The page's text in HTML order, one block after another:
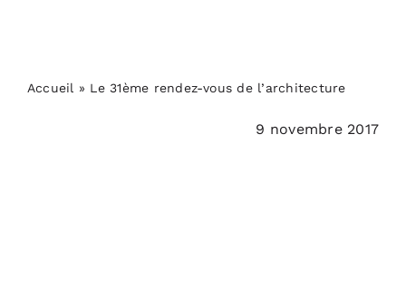
Accueil » Le 31ème rendez-vous de l’architecture
9 novembre 2017